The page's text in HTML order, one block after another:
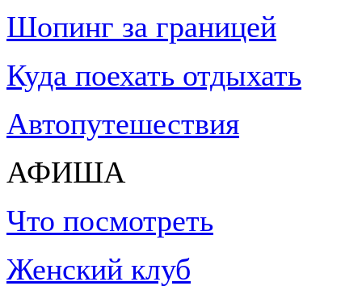
Шопинг за границей
Куда поехать отдыхать
Автопутешествия
АФИША
Что посмотреть
Женский клуб